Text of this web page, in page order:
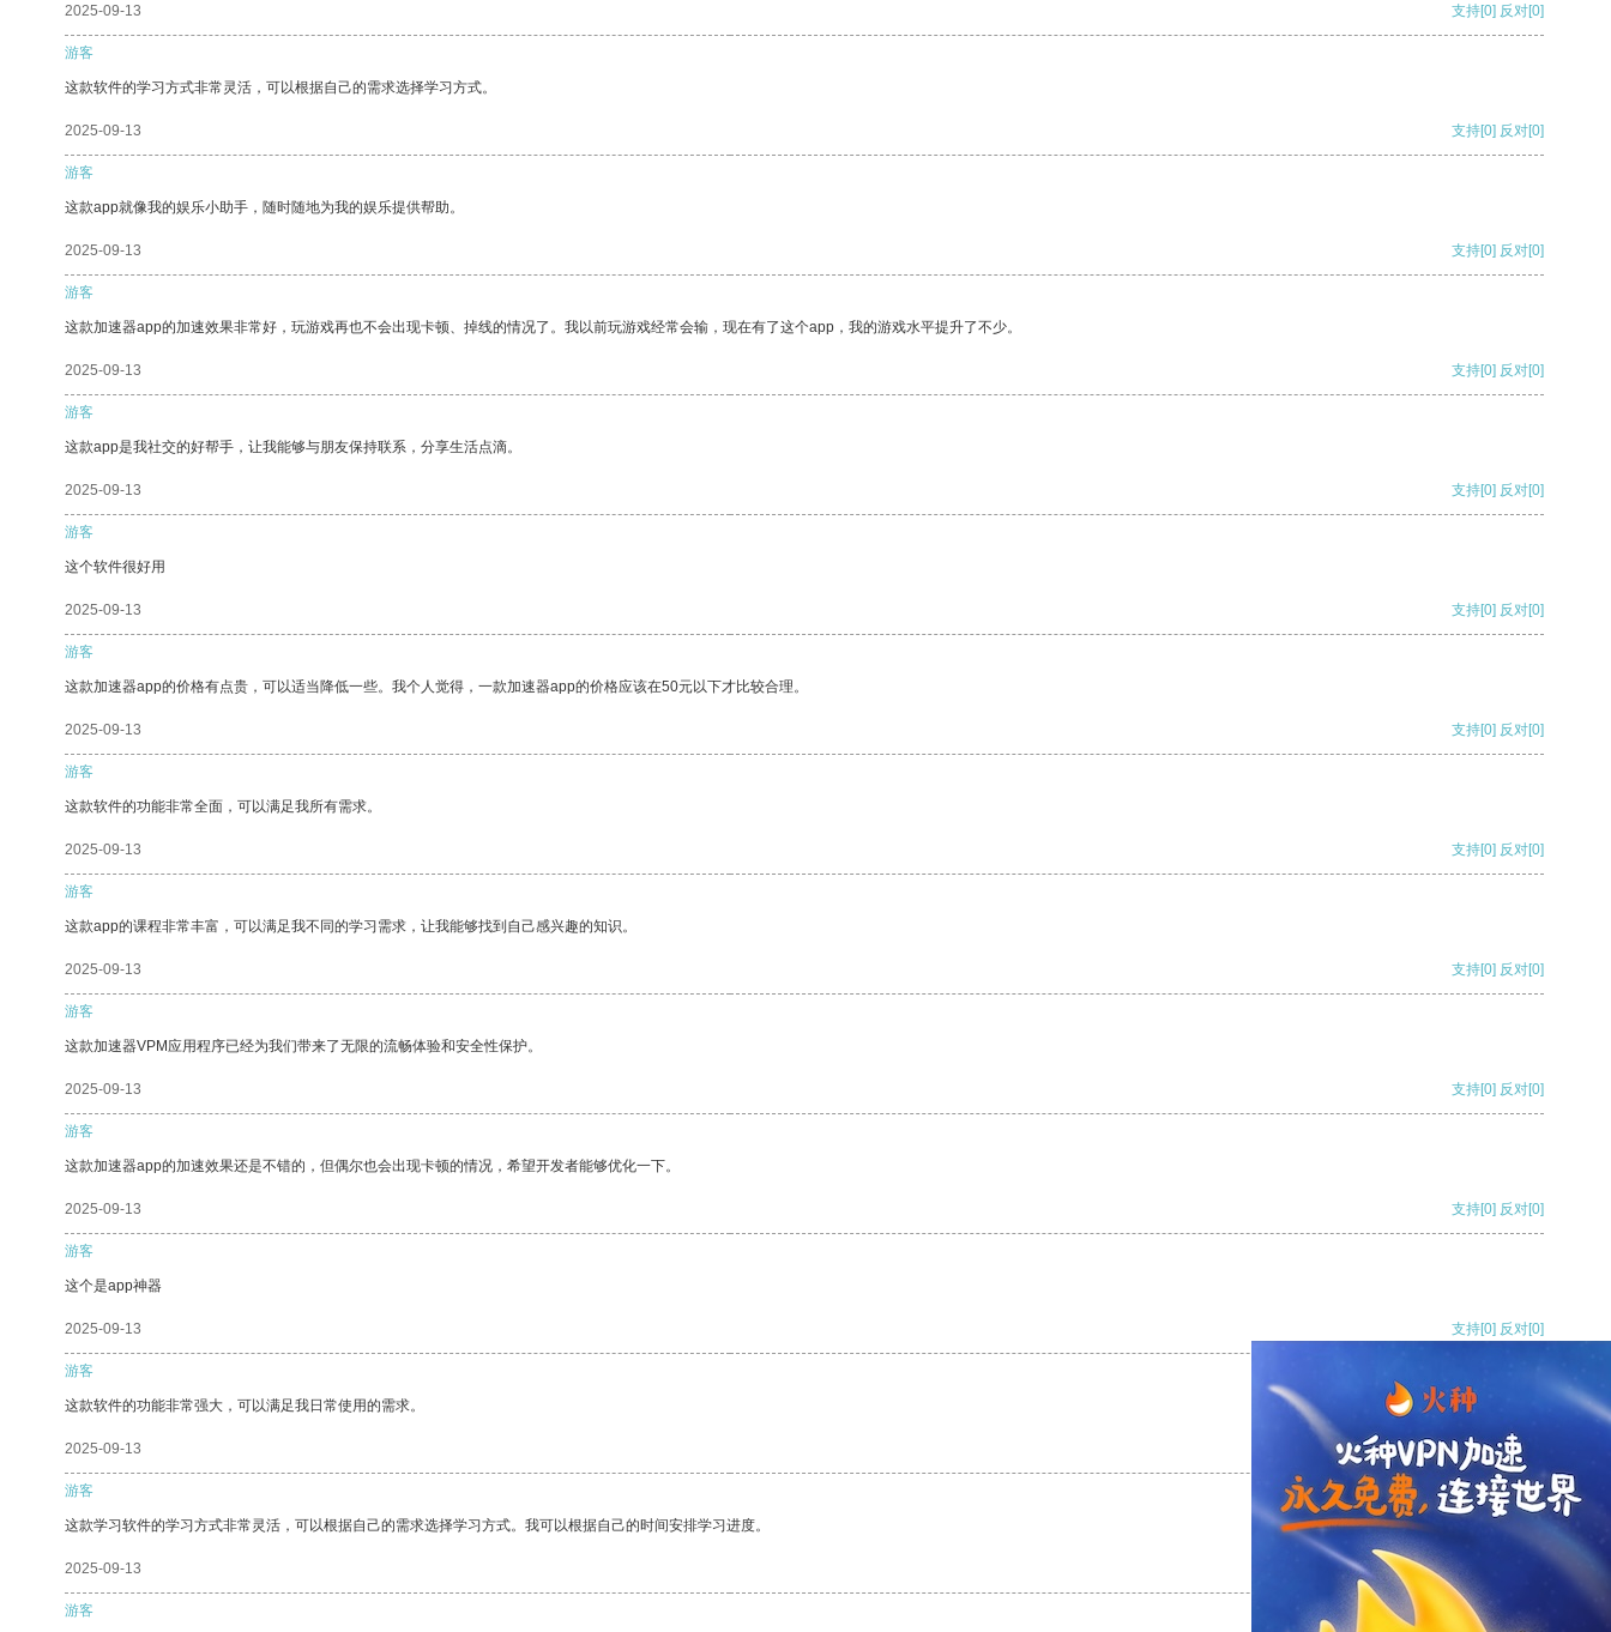
2025-09-13 支持[0] 反对[0]
游客
这款软件的学习方式非常灵活，可以根据自己的需求选择学习方式。
2025-09-13 支持[0] 反对[0]
游客
这款app就像我的娱乐小助手，随时随地为我的娱乐提供帮助。
2025-09-13 支持[0] 反对[0]
游客
这款加速器app的加速效果非常好，玩游戏再也不会出现卡顿、掉线的情况了。我以前玩游戏经常会输，现在有了这个app，我的游戏水平提升了不少。
2025-09-13 支持[0] 反对[0]
游客
这款app是我社交的好帮手，让我能够与朋友保持联系，分享生活点滴。
2025-09-13 支持[0] 反对[0]
游客
这个软件很好用
2025-09-13 支持[0] 反对[0]
游客
这款加速器app的价格有点贵，可以适当降低一些。我个人觉得，一款加速器app的价格应该在50元以下才比较合理。
2025-09-13 支持[0] 反对[0]
游客
这款软件的功能非常全面，可以满足我所有需求。
2025-09-13 支持[0] 反对[0]
游客
这款app的课程非常丰富，可以满足我不同的学习需求，让我能够找到自己感兴趣的知识。
2025-09-13 支持[0] 反对[0]
游客
这款加速器VPM应用程序已经为我们带来了无限的流畅体验和安全性保护。
2025-09-13 支持[0] 反对[0]
游客
这款加速器app的加速效果还是不错的，但偶尔也会出现卡顿的情况，希望开发者能够优化一下。
2025-09-13 支持[0] 反对[0]
游客
这个是app神器
2025-09-13 支持[0] 反对[0]
游客
这款软件的功能非常强大，可以满足我日常使用的需求。
2025-09-13 支持[0] 反对
游客
这款学习软件的学习方式非常灵活，可以根据自己的需求选择学习方式。我可以根据自己的时间安排学习进度。
2025-09-13 支持
游客